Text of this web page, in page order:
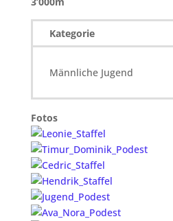
Kategorie
Männliche Jugend
Fotos